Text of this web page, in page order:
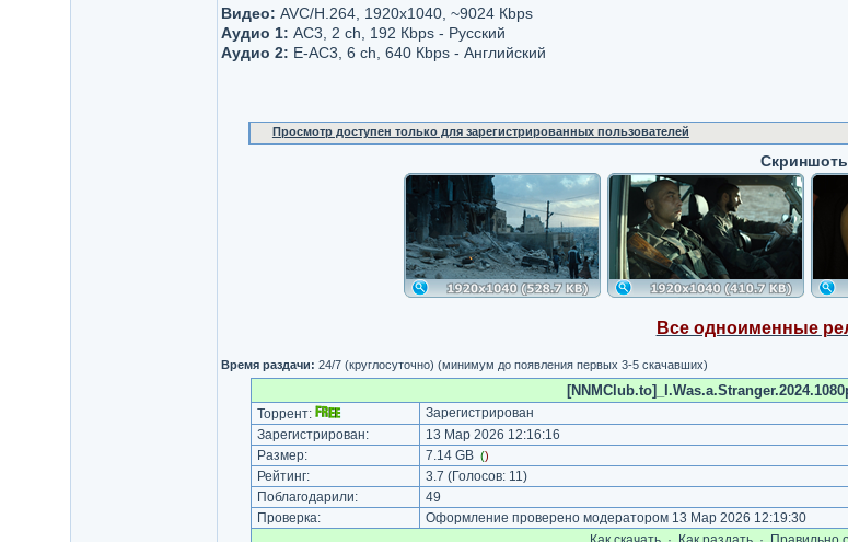
Видео: AVC/H.264, 1920x1040, ~9024 Кbps
Аудио 1: AC3, 2 ch, 192 Кbps - Русский
Аудио 2: Е-AC3, 6 ch, 640 Кbps - Английский
Просмотр доступен только для зарегистрированных пользователей
Все одноименные
Время раздачи: 24/7 (круглосуточно) (минимум до появления первых 3-5 скачавших)
Торрент:
Зарегистрирован
Зарегистрирован:
13 Мар 2026 12:16:16
Размер:
7.14 GB ()
Рейтинг: 3.7 (Голосов: 11)
Поблагодарили:
49
Проверка:
Оформление проверено модератором 13 Мар 2026 12:19:30